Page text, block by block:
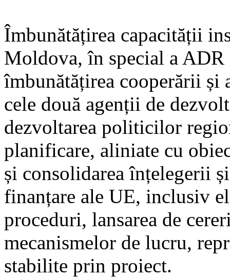
Îmbunătățirea capacității
Moldova, în special a ADR
îmbunătățirea cooperării
cele două agenții de
dezvoltarea politicilor
planificare, aliniate cu
și consolidarea înțelegerii
finanțare ale UE, inclusiv
proceduri, lansarea de
mecanismelor de lucru,
stabilite prin proiect.